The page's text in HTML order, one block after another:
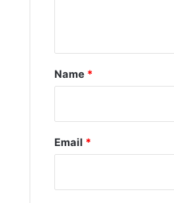
*
Name *
Email *